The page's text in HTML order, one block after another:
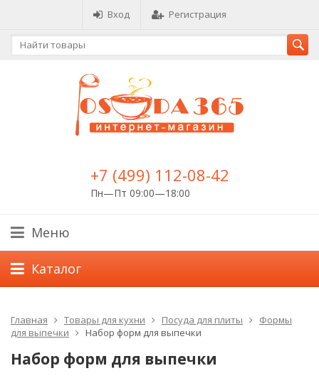
Вход Регистрация
+7 (499) 112-08-42
Пн—Пт 09:00—18:00
Меню
Каталог
Главная Товары для кухни Посуда для плиты
Формы
для выпечки
Набор форм для выпечки
Набор форм для выпечки